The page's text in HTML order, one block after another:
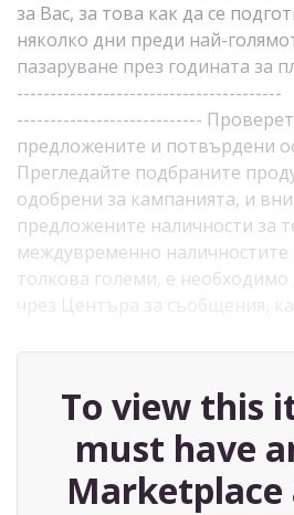
за Вас, за това как да се
няколко дни преди най-
пазаруване през годината за
----------------------------
предложените и потвърдени
Прегледайте подбраните
одобрени за кампанията, и
предложените наличности за
междувременно наличностите
толкова големи, е
чрез Центъра за съобщения,
To view this
must have
Marketplace